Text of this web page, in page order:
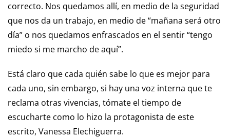
correcto. Nos quedamos allí, en medio de la seguridad
que nos da un trabajo, en medio de “mañana será otro
día” o nos quedamos enfrascados en el sentir “tengo
miedo si me marcho de aquí”.
Está claro que cada quién sabe lo que es mejor para
cada uno, sin embargo, si hay una voz interna que te
reclama otras vivencias, tómate el tiempo de
escucharte como lo hizo la protagonista de este
escrito, Vanessa Elechiguerra.